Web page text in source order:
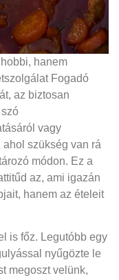
hanem
Fogadó
az biztosan
vagy
szükség van rá
módon. Ez a
az, ami igazán
hanem az ételeit
is főz. Legutóbb egy
nyűgözte le
megoszt velünk,